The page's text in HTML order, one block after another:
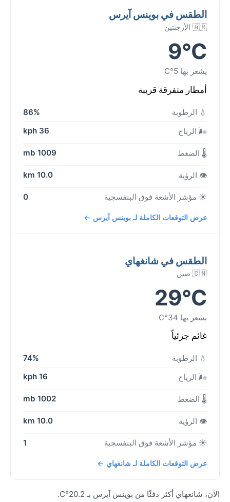
الطقس في بوينس آيرس
🇦🇷 الأرجنتين
9°C
يشعر بها 5°C
أمطار متفرقة قريبة
💧 الرطوبة
86%
🌬️ الرياح
36 kph
🌡️ الضغط 1009 mb
👁️ الرؤية 10.0 km
☀️ مؤشر الأشعة فوق البنفسجية 0
عرض التوقعات الكاملة لـ بوينس آيرس ←
الطقس في شانغهاي
🇨🇳 صين
29°C
يشعر بها 34°C
غائم جزئياً
💧 الرطوبة
74%
🌬️ الرياح
16 kph
🌡️ الضغط 1002 mb
👁️ الرؤية 10.0 km
☀️ مؤشر الأشعة فوق البنفسجية 1
عرض التوقعات الكاملة لـ شانغهاي ←
الآن، شانغهاي أكثر دفئًا من بوينس آيرس بـ 20.2°C.